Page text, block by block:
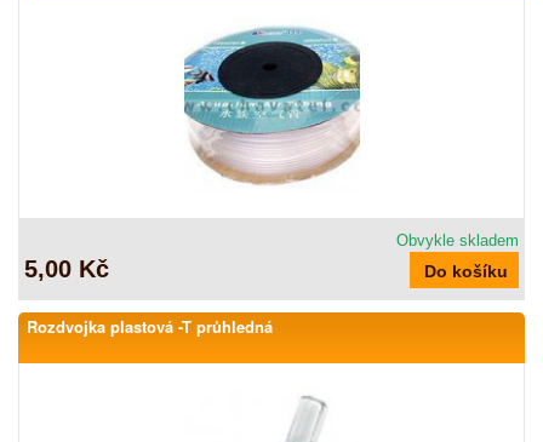
Obvykle skladem
5,00 Kč
Rozdvojka plastová -T průhledná